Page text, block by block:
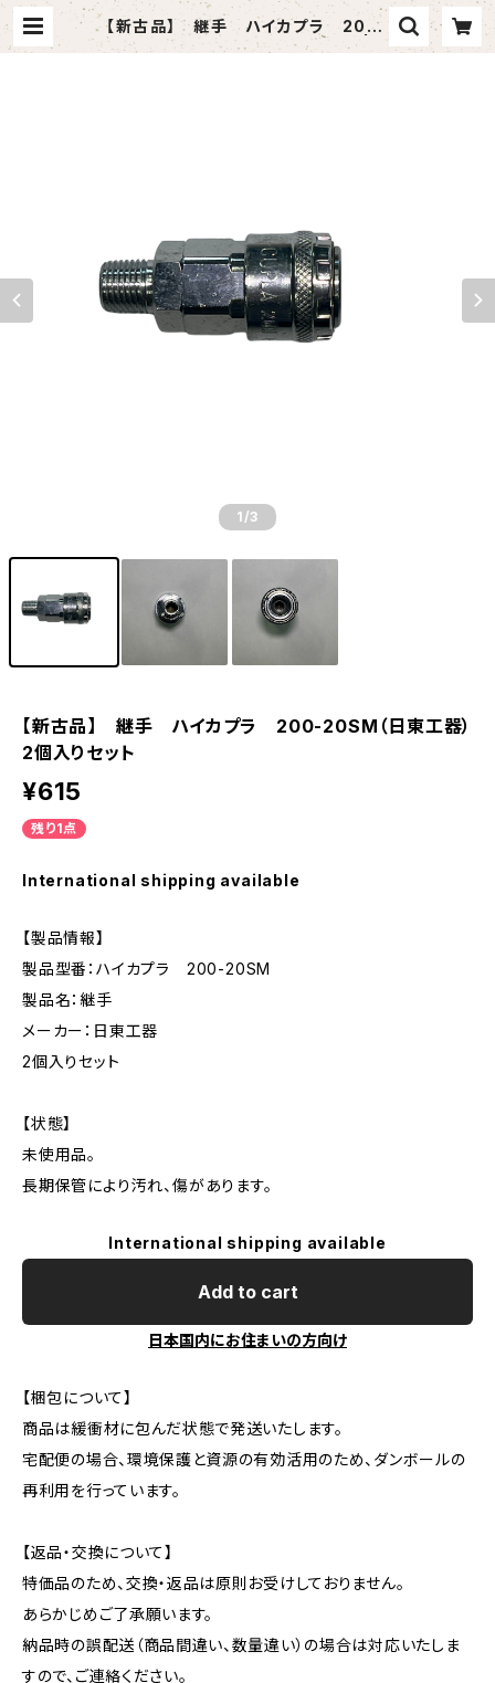
【新古品】 継手 ハイカプラ 200-
20SM（日東工器）2個入りセット | t
1 /3
【新古品】 継手 ハイカプラ 200-20SM（日東工器）
2個入りセット
¥615
残り1点
International shipping available
【製品情報】
製品型番：ハイカプラ 200-20SM
製品名：継手
メーカー：日東工器
2個入りセット
【状態】
未使用品。
長期保管により汚れ、傷があります。
International shipping available
Add to cart
日本国内にお住まいの方向け
【梱包について】
商品は緩衝材に包んだ状態で発送いたします。
宅配便の場合、環境保護と資源の有効活用のため、ダンボールの
再利用を行っています。
【返品・交換について】
特価品のため、交換・返品は原則お受けしておりません。
あらかじめご了承願います。
納品時の誤配送（商品間違い、数量違い）の場合は対応いたしま
すので、ご連絡ください。